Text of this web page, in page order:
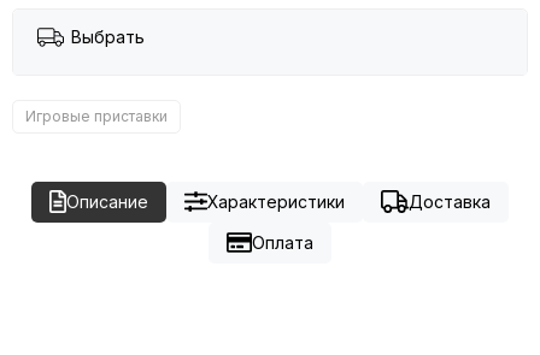
Выбрать
Игровые приставки
Описание Характеристики
Доставка
Оплата